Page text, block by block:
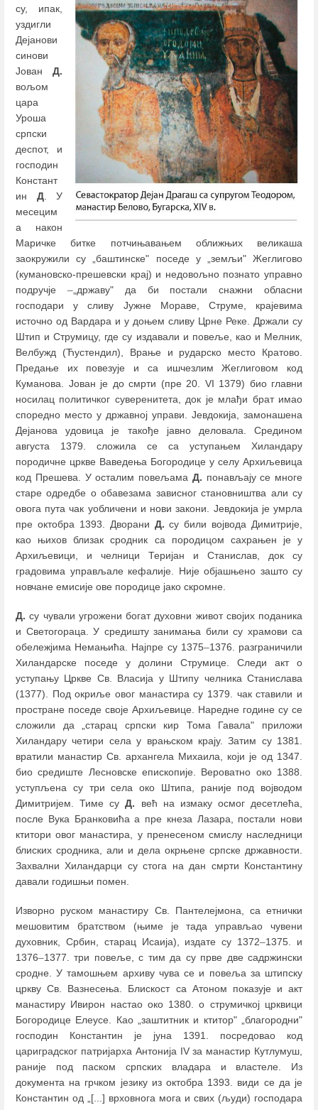
су, ипак,
уздигли
Дејанови
синови
Јован Д.
вољом
цара
Уроша
српски
деспот, и
господин
Констант
ин Д. У
месецим
а након
Маричке битке потчињавањем оближњих великаша
заокружили су „баштинске" поседе у „земљи" Жеглигово
(кумановско-прешевски крај) и недовољно познато управно
подручје –„државу" да би постали снажни обласни
господари у сливу Јужне Мораве, Струме, крајевима
источно од Вардара и у доњем сливу Црне Реке. Држали су
Штип и Струмицу, где су издавали и повеље, као и Мелник,
Велбужд (Ћустендил), Врање и рударско место Кратово.
Предање их повезује и са ишчезлим Жеглиговом код
Куманова. Јован је до смрти (пре 20. VI 1379) био главни
носилац политичког суверенитета, док је млађи брат имао
споредно место у државној управи. Јевдокија, замонашена
Дејанова удовица је такође јавно деловала. Средином
августа 1379. сложила се са уступањем Хиландару
породичне цркве Ваведења Богородице у селу Архиљевица
код Прешева. У осталим повељама Д. понављају се многе
старе одредбе о обавезама зависног становништва али су
овога пута чак уобличени и нови закони. Јевдокија је умрла
пре октобра 1393. Дворани Д. су били војвода Димитрије,
као њихов близак сродник са породицом сахрањен је у
Архиљевици, и челници Теријан и Станислав, док су
градовима управљале кефалије. Није објашњено зашто су
новчане емисије ове породице јако скромне.
Д. су чували угрожени богат духовни живот својих поданика
и Светогораца. У средишту занимања били су храмови са
обележјима Немањића. Најпре су 1375–1376. разграничили
Хиландарске поседе у долини Струмице. Следи акт о
уступању Цркве Св. Власија у Штипу челника Станислава
(1377). Под окриље овог манастира су 1379. чак ставили и
простране поседе своје Архиљевице. Наредне године су се
сложили да „старац српски кир Тома Гавала" приложи
Хиландару четири села у врањском крају. Затим су 1381.
вратили манастир Св. архангела Михаила, који је од 1347.
био средиште Лесновске епископије. Вероватно око 1388.
уступљена су три села око Штипа, раније под војводом
Димитријем. Тиме суД. већ на измаку осмог десетлећа,
после Вука Бранковића а пре кнеза Лазара, постали нови
ктитори овог манастира, у пренесеном смислу наследници
блиских сродника, али и дела окрњене српске државности.
Захвални Хиландарци су стога на дан смрти Константину
давали годишњи помен.
Изворно руском манастиру Св. Пантелејмона, са етнички
мешовитим братством (њиме је тада управљао чувени
духовник, Србин, старац Исаија), издате су 1372–1375. и
1376–1377. три повеље, с тим да су прве две садржински
сродне. У тамошњем архиву чува се и повеља за штипску
цркву Св. Вазнесења. Блискост са Атоном показује и акт
манастиру Ивирон настао око 1380. о струмичкој црквици
Богородице Елеусе. Као „заштитник и ктитор" „благородни"
господин Константин је јуна 1391. посредовао код
цариградског патријарха Антонија IV за манастир Кутлумуш,
раније под паском српских владара и властеле. Из
документа на грчком језику из октобра 1393. види се да је
Константин од „[...] врховнога мога и свих (људи) господара